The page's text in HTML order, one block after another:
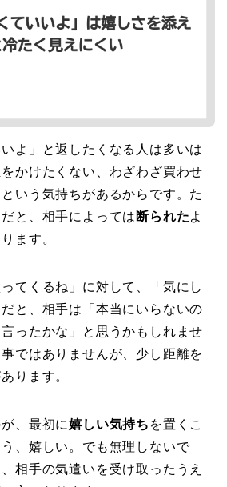
いよ」と返したくなる人は多いは
かけたくない、わざわざ買わせ
いう気持ちがあるからです。た
と、相手によっては 断られたよ
ます。
てくるね」に対して、「気にし
と、相手は「本当にいらないの
ったかな」と思うかもしれませ
ではありませんが、少し距離を
ります。
、最初に嬉しい気持ち を置くこ
、嬉しい。でも無理しないで
相手の気遣いを受け取ったうえ